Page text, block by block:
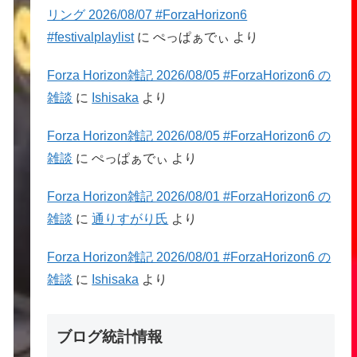
リング 2026/08/07 #ForzaHorizon6
#festivalplaylistにぺっぱぁでぃ より
Forza Horizon雑記 2026/08/05 #ForzaHorizon6 の
雑談 に Ishisaka より
Forza Horizon雑記 2026/08/05 #ForzaHorizon6 の
雑談 にぺっぱぁでぃ より
Forza Horizon雑記 2026/08/01 #ForzaHorizon6 の
雑談 に通りすがり氏 より
Forza Horizon雑記 2026/08/01 #ForzaHorizon6 の
雑談 に Ishisaka より
ブログ統計情報